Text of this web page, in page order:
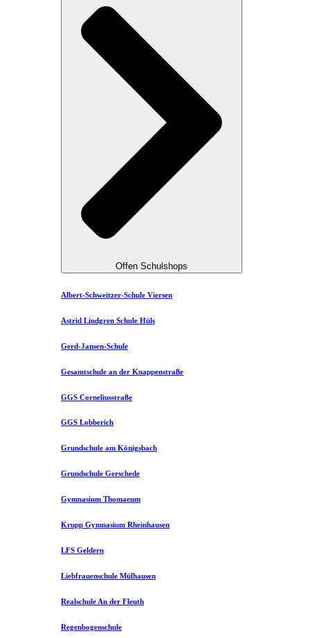
Offen Schulshops
Albert-Schweitzer-Schule Viersen
Astrid Lindgren Schule Hüls
Gerd-Jansen-Schule
Gesamtschule an der Knappenstraße
GGS Corneliusstraße
GGS Lobberich
Grundschule am Königsbach
Grundschule Gerschede
Gymnasium Thomaeum
Krupp Gymnasium Rheinhausen
LFS Geldern
Liebfrauenschule Mülhausen​
Realschule An der Fleuth
Regenbogenschule